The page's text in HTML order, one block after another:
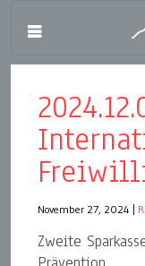
November 27, 2024
Zweite